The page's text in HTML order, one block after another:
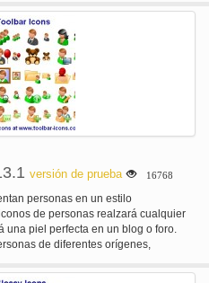
Los pictogramas se entregan en
color y tamaños.
versión de prueba 16768
personas en un estilo
de personas realzará cualquier
una piel perfecta en un blog o foro.
de diferentes orígenes,
de usando iconos de personas